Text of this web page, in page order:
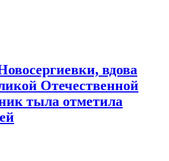
вдова
Отечественной
тыла отметила